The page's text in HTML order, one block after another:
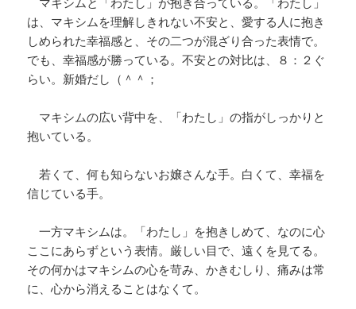
は、マキシムを理解しきれない不安と、愛する人に抱き
しめられた幸福感と、その二つが混ざり合った表情で。
でも、幸福感が勝っている。不安との対比は、８：２ぐ
らい。新婚だし（＾＾；
マキシムの広い背中を、「わたし」の指がしっかりと
抱いている。
若くて、何も知らないお嬢さんな手。白くて、幸福を
信じている手。
一方マキシムは。「わたし」を抱きしめて、なのに心
ここにあらずという表情。厳しい目で、遠くを見てる。
その何かはマキシムの心を苛み、かきむしり、痛みは常
に、心から消えることはなくて。